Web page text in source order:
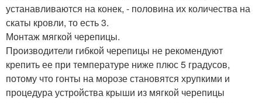
устанавливаются на конек, - половина их количества на
скаты кровли, то есть 3.
Монтаж мягкой черепицы.
Производители гибкой черепицы не рекомендуют
крепить ее при температуре ниже плюс 5 градусов,
потому что гонты на морозе становятся хрупкими и
процедура устройства крыши из мягкой черепицы